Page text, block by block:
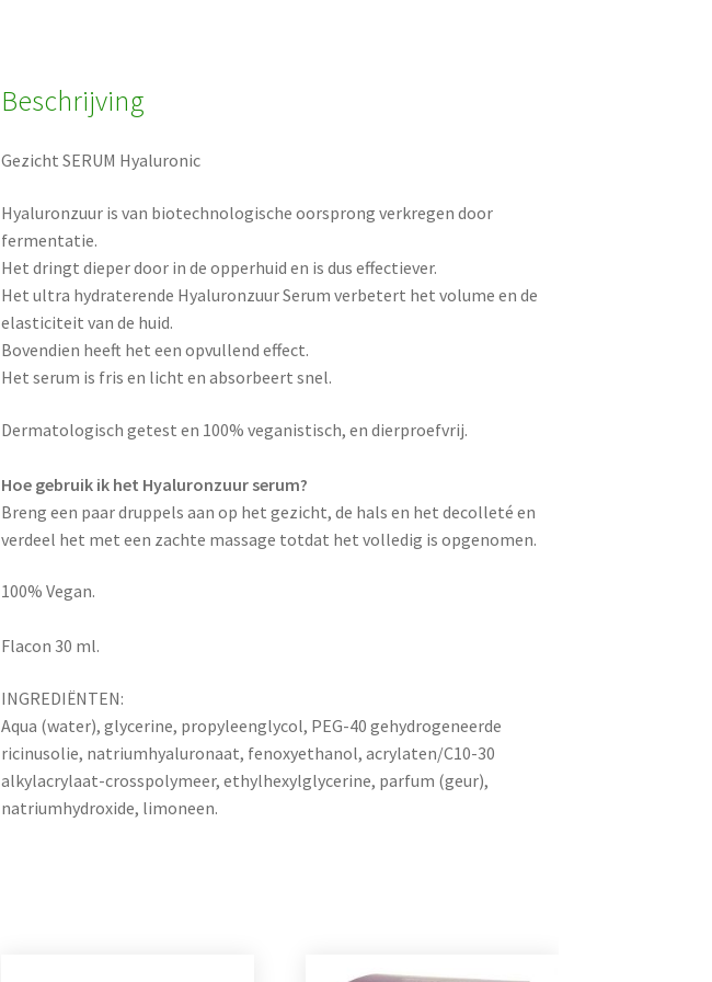
Beschrijving
Gezicht SERUM Hyaluronic
Hyaluronzuur is van biotechnologische oorsprong verkregen door
fermentatie.
Het dringt dieper door in de opperhuid en is dus effectiever.
Het ultra hydraterende Hyaluronzuur Serum verbetert het volume en de
elasticiteit van de huid.
Bovendien heeft het een opvullend effect.
Het serum is fris en licht en absorbeert snel.
Dermatologisch getest en 100% veganistisch, en dierproefvrij.
Hoe gebruik ik het Hyaluronzuur serum?
Breng een paar druppels aan op het gezicht, de hals en het decolleté en
verdeel het met een zachte massage totdat het volledig is opgenomen.
100% Vegan.
Flacon 30 ml.
INGREDIËNTEN:
Aqua (water), glycerine, propyleenglycol, PEG-40 gehydrogeneerde
ricinusolie, natriumhyaluronaat, fenoxyethanol, acrylaten/C10-30
alkylacrylaat-crosspolymeer, ethylhexylglycerine, parfum (geur),
natriumhydroxide, limoneen.